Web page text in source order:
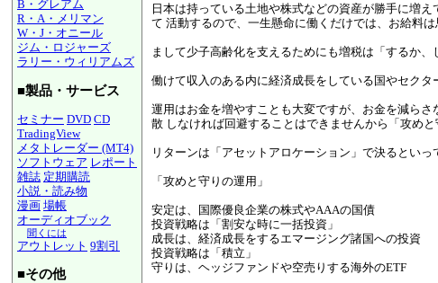
B・グレアム
R・A・メリマン
W・J・オニール
ジム・ロジャーズ
ラリー・ウィリアムズ
■製品・サービス
セミナー DVD CD
TradingView
メタトレーダー (MT4)
ソフトウェア レポート
雑誌 定期購読
小説・読み物
漫画 場帳
オーディオブック
聞くには
アウトレット 9割引
■その他
日本は持っている土地や株式などの資産が勝手に増
て 活動するので、一生懸命に働くだけでは、お給料は
まして少子高齢化を支えるためにも増税は「するか
働けて収入のある内に経済成長をしている国やセク
運用はお金を増やすことも大変ですが、お金を減ら
散 しなければ回避することはできませんから「攻めと
リターンは「アセットアロケーション」で決るとい
「攻めと 守りの運用」
安定は、国際優良企業の株式やAAAの国債
投資戦略は「割安な時に一括投資」
成長は、経済成長をするエマージング諸国への投資
投資戦略は「積立」
守りは、ヘッジファンドや空売りする海外のETF